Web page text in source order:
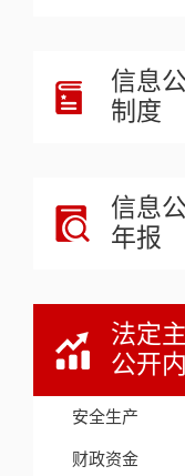
信息
制度
信息
年报
法定
公开
安全生产
财政资金